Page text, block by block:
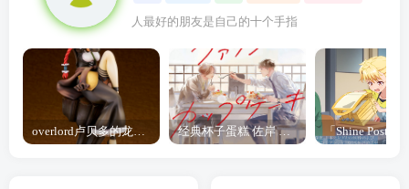
人最好的朋友是自己的十个手指
经典杯子蛋糕 佐岸 漫画「经典杯子蛋糕」宣布真人日剧化